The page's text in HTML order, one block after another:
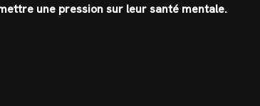
une pression sur leur santé mentale.